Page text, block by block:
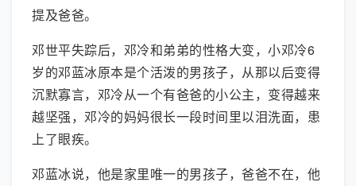
提及爸爸。
邓世平失踪后，邓冷和弟弟的性格大变，小邓冷6
岁的邓蓝冰原本是个活泼的男孩子，从那以后变得
沉默寡言，邓冷从一个有爸爸的小公主，变得越来
越坚强，邓冷的妈妈很长一段时间里以泪洗面，患
上了眼疾。
邓蓝冰说，他是家里唯一的男孩子，爸爸不在，他